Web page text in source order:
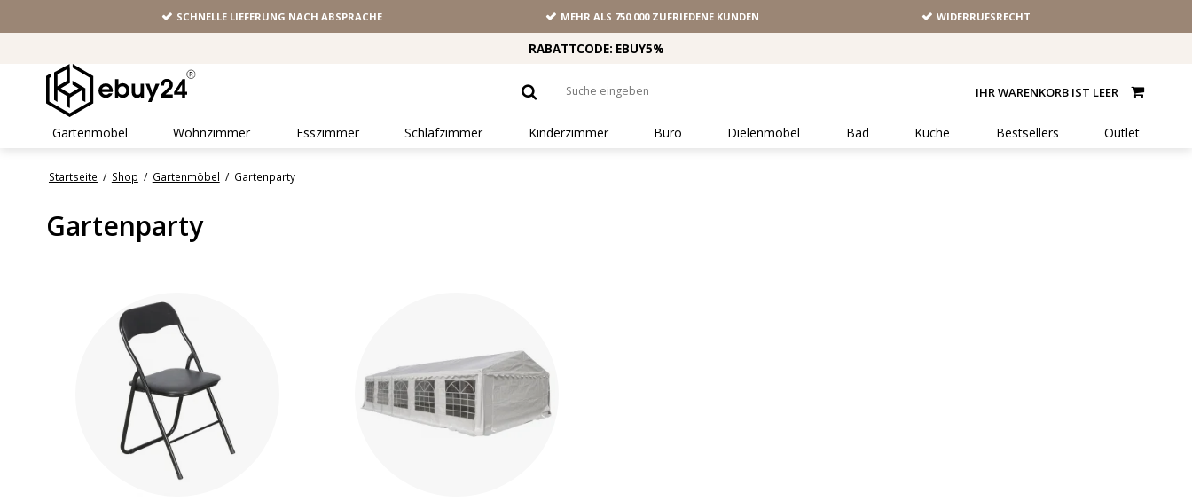
SCHNELLE LIEFERUNG NACH ABSPRACHE MEHR ALS 750.000 ZUFRIEDENE KUNDEN WIDERRUFSRECHT
RABATTCODE: EBUY5%
IHR WARENKORB IST LEER
Gartenmöbel Wohnzimmer Esszimmer Schlafzimmer Kinderzimmer Büro Dielenmöbel Bad Küche Bestsellers Outlet
Startseite / Shop / Gartenmöbel / Gartenparty
Gartenparty